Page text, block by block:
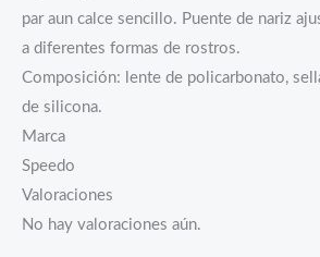
par aun calce sencillo. Puente de nariz
a diferentes formas de rostros.
Composición: lente de policarbonato,
de silicona.
Marca
Speedo
Valoraciones
No hay valoraciones aún.